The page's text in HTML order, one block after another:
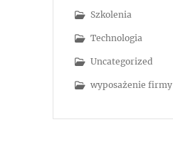
Szkolenia
Technologia
Uncategorized
wyposażenie firmy